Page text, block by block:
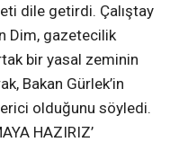
dile getirdi. Çalıştay
Dim, gazetecilik
bir yasal zeminin
Bakan Gürlek’in
olduğunu söyledi.
HAZIRIZ’